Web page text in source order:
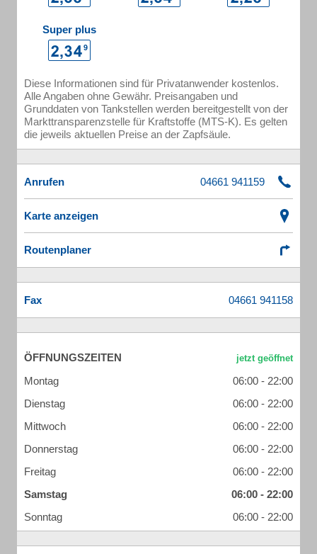
Super plus
Diese Informationen sind für Privatanwender kostenlos.
Alle Angaben ohne Gewähr. Preisangaben und
Grunddaten von Tankstellen werden bereitgestellt von der
Markttransparenzstelle für Kraftstoffe (MTS-K). Es gelten
die jeweils aktuellen Preise an der Zapfsäule.
Anrufen
Karte anzeigen
Routenplaner
Fax
ÖFFNUNGSZEITEN
Montag
06:00 - 22:00
Dienstag
06:00 - 22:00
Mittwoch
06:00 - 22:00
Donnerstag
06:00 - 22:00
Freitag
06:00 - 22:00
Samstag
06:00 - 22:00
Sonntag
06:00 - 22:00